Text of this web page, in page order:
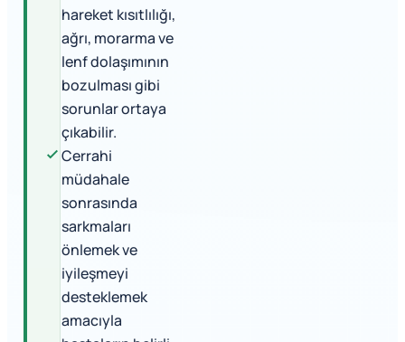
hareket kısıtlılığı,
ağrı, morarma ve
lenf dolaşımının
bozulması gibi
sorunlar ortaya
çıkabilir.
Cerrahi
müdahale
sonrasında
sarkmaları
önlemek ve
iyileşmeyi
desteklemek
amacıyla